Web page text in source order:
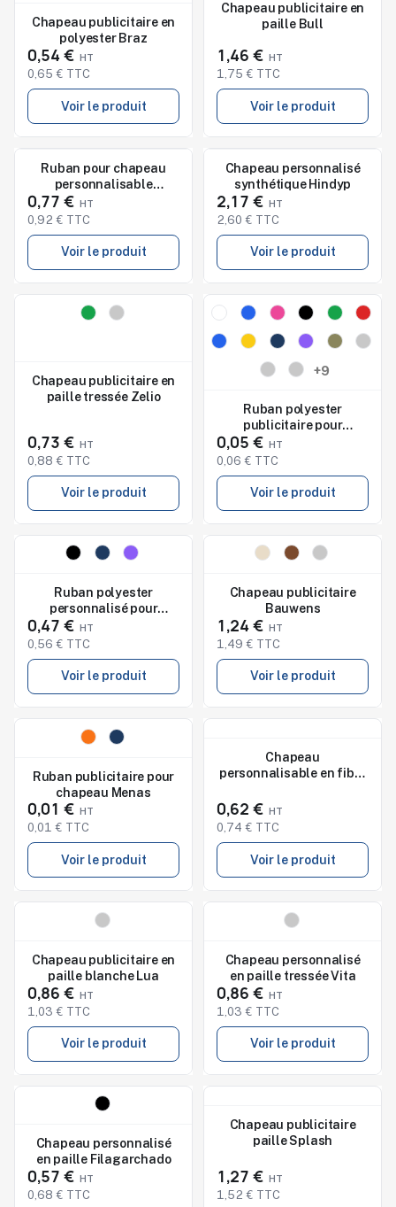
Chapeau publicitaire en
polyester Braz
0,54 €
0,65 € TTC
Voir le produit
Chapeau publicitaire en
paille Bull
1,46 €
1,75 € TTC
Voir le produit
Nouveau
Ruban pour chapeau
personnalisable
Sublimationband
0,77 €
0,92 € TTC
Voir le produit
Nouveau
Studio de marquage
disponible
Chapeau personnalisé
synthétique Hindyp
2,17 €
2,60 € TTC
Voir le produit
Chapeau publicitaire en
paille tressée Zelio
0,73 €
0,88 € TTC
Voir le produit
Nouveau
disponible
+9
Ruban polyester
publicitaire pour
chapeau
0,05 €
0,06 € TTC
Voir le produit
Nouveau
Ruban polyester
personnalisé pour
chapeau Polyesterband
0,47 €
0,56 € TTC
Voir le produit
Nouveau
Chapeau publicitaire
Bauwens
1,24 €
1,49 € TTC
Voir le produit
Ruban publicitaire pour
chapeau Menas
0,01 €
0,01 € TTC
Voir le produit
Studio de marquage
disponible
Chapeau
personnalisable en fibre
0,62 €
0,74 € TTC
Voir le produit
Chapeau publicitaire en
paille blanche Lua
0,86 €
1,03 € TTC
Voir le produit
Chapeau personnalisé
en paille tressée Vita
0,86 €
1,03 € TTC
Voir le produit
Chapeau personnalisé
en paille Filagarchado
0,57 €
0,68 € TTC
Studio de marquage
disponible
Chapeau publicitaire
paille Splash
1,27 €
1,52 € TTC